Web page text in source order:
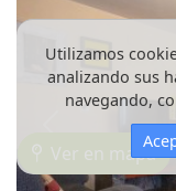
Ver en mapa
Utilizamos
analizando sus
navegando,